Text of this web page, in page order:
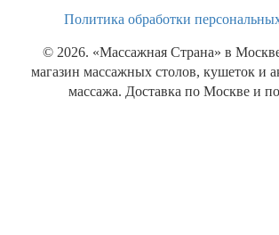
Политика обработки
© 2026. «Массажная Страна» в
магазин массажных столов, кушеток и
массажа. Доставка по Москве и